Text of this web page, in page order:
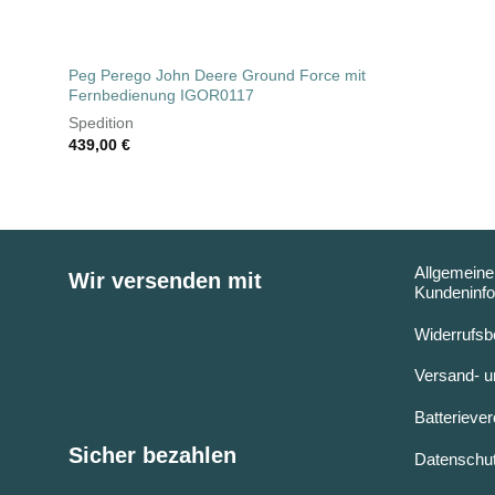
Peg Perego John Deere Ground Force mit
Fernbedienung IGOR0117
Spedition
439,00 €
Wir versenden mit
Sicher bezahlen
Versand-